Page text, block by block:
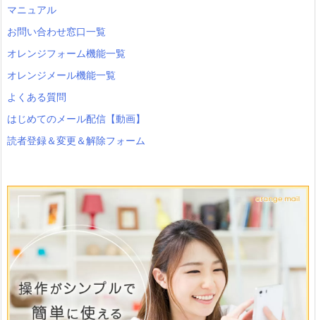
マニュアル
お問い合わせ窓口一覧
オレンジフォーム機能一覧
オレンジメール機能一覧
よくある質問
はじめてのメール配信【動画】
読者登録＆変更＆解除フォーム